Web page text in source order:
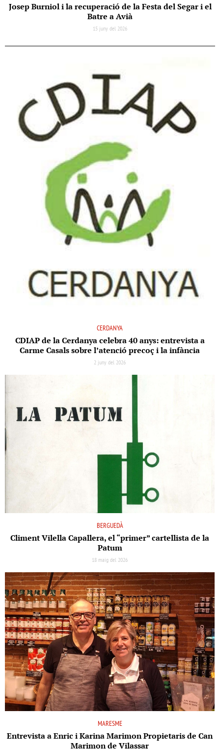
Josep Burniol i la recuperació de la Festa del Segar i el
Batre a Avià
15 juny del 2026
CERDANYA
CDIAP de la Cerdanya celebra 40 anys: entrevista a
Carme Casals sobre l’atenció precoç i la infància
2 juny del 2026
BERGUEDÀ
Climent Vilella Capallera, el “primer” cartellista de la
Patum
18 maig del 2026
MARESME
Entrevista a Enric i Karina Marimon Propietaris de Can
Marimon de Vilassar